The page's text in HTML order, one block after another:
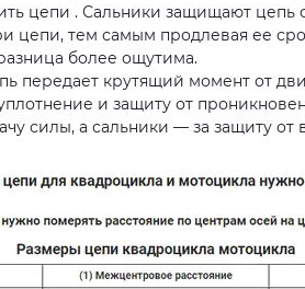
цепи . Сальники защищают цепь
цепи, тем самым продлевая ее
более ощутима.
крутящий момент от
и защиту от
силы, а сальники — за защиту